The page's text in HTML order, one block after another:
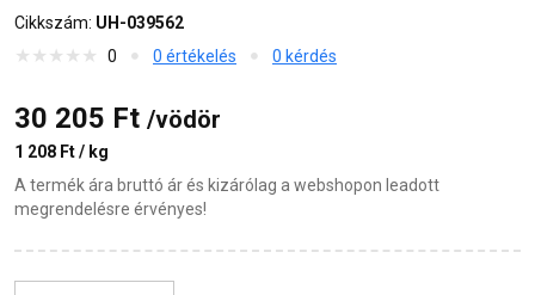
Cikkszám: UH-039562
0
0 értékelés 0 kérdés
30 205 Ft /vödör
1 208 Ft / kg
A termék ára bruttó ár és kizárólag a webshopon leadott
megrendelésre érvényes!